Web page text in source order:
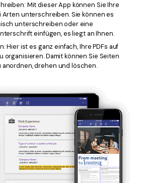
Mit dieser App können Sie Ihre
Arten unterschreiben. Sie können es
unterschreiben oder eine
einfügen, es liegt an Ihnen.
Hier ist es ganz einfach, Ihre PDFs auf
organisieren. Damit können Sie Seiten
drehen und löschen.